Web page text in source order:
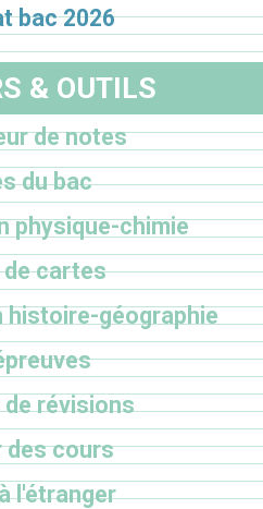
bac 2026
& OUTILS
de notes
du bac
physique-chimie
de cartes
histoire-géographie
révisions
des cours
l'étranger